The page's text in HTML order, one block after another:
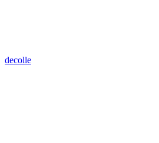
decolle